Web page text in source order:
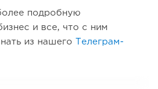
подробную
и все, что с ним
из нашего
Телеграм-